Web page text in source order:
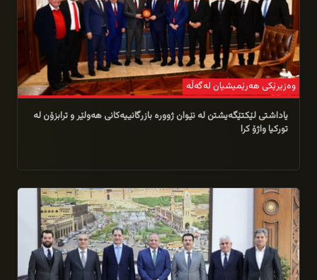
وه‌زیرێكی هه‌رێمیشیان له‌گه‌ڵه‌
یاداشتی لێكتێگه‌یشتن له‌ نێوان ژووره‌ بازرگانییه‌كانی هه‌ولێر و ترابزۆن له‌
توركیا واژۆ كرا